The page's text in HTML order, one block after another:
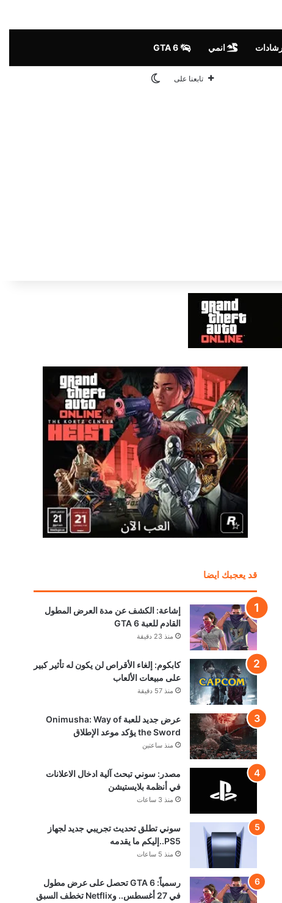
انمي
تابعنا على الوضع المظلم
قد يعجبك ايضا
إشاعة: الكشف عن مدة العرض المطول
القادم للعبة GTA 6
منذ 23 دقيقة
كابكوم: إلغاء الأقراص لن يكون له تأثير كبير
على مبيعات الألعاب
منذ 57 دقيقة
عرض جديد للعبة Onimusha: Way of
the Sword يؤكد موعد الإطلاق
منذ ساعتين
مصدر: سوني تبحث آلية ادخال الاعلانات
في أنظمة بلايستيشن
منذ 3 ساعات
سوني تطلق تحديث تجريبي جديد لجهاز
PS5..إليكم ما يقدمه
منذ 5 ساعات
رسمياً: GTA 6 تحصل على عرض مطول
في 27 أغسطس.. وNetflix تخطف السبق